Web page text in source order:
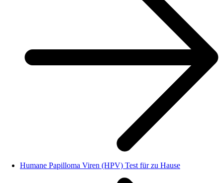
Humane Papilloma Viren (HPV) Test für zu Hause